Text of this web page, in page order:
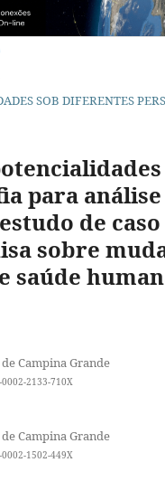
SOB DIFERENTES
para análise
de
sobre
saúde
Campina Grande
2133-710X
Campina Grande
1502-449X